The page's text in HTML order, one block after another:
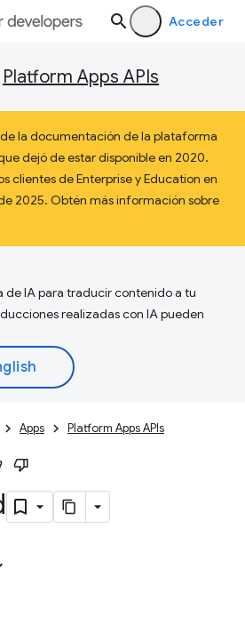
Acceder
Platform Apps APIs
la documentación de la plataforma
dejó de estar disponible en 2020.
clientes de Enterprise y Education en
2025. Obtén más información sobre
IA para traducir contenido a tu
realizadas con IA pueden
Apps Platform Apps APIs